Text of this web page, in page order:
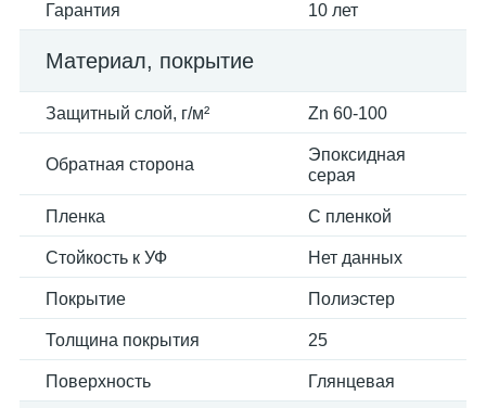
Гарантия 10 лет
Материал, покрытие
Защитный слой, г/м² Zn 60-100
Обратная сторона
Эпоксидная
серая
Пленка С пленкой
Стойкость к УФ Нет данных
Покрытие Полиэстер
Толщина покрытия 25
Поверхность Глянцевая